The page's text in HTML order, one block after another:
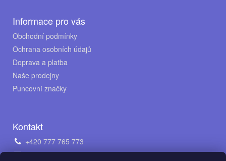
Informace pro vás
Obchodní podmínky
Ochrana osobních údajů
Doprava a platba
Naše prodejny
Puncovní značky
Kontakt
+420 777 765 773
obchod@avento.cz